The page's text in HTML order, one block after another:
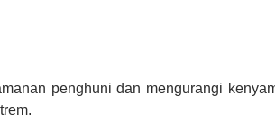
penghuni dan mengurangi